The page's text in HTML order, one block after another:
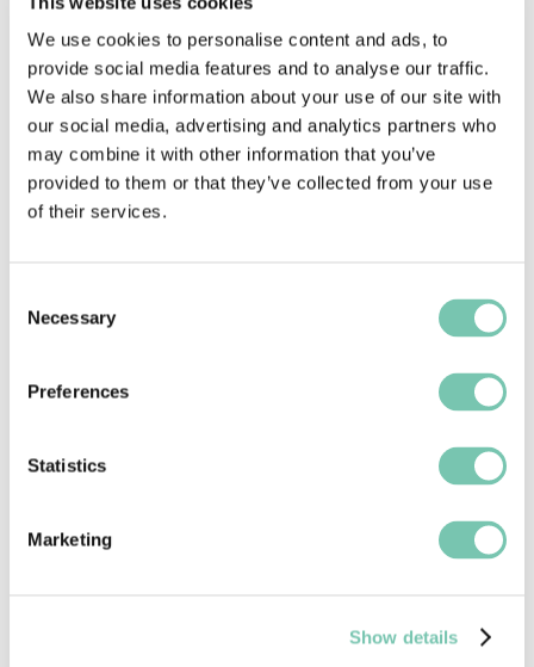
We use cookies to personalise content and ads, to
provide social media features and to analyse our traffic.
We also share information about your use of our site with
our social media, advertising and analytics partners who
may combine it with other information that you’ve
provided to them or that they’ve collected from your use
of their services.
Selection
Necessary
Preferences
Statistics
Marketing
Show details
Lee nuestro blog sobre cómo convertir los
informes de incidentes en mejoras duraderas
CONCLUSIÓN:
La transformación de los datos sobre
incidentes en flujos de trabajo aplicables
supone una oportunidad para que los
en la gestión sanitaria. Al abordar las causas
fundamentales, estandarizar los procesos y
responsables pueden reducir los riesgos y
pacientes como para el personal.
¿Estás listo para potenciar tu organización con
flujos de trabajo prácticos?
el riesgo, dotando a tu equipo de las